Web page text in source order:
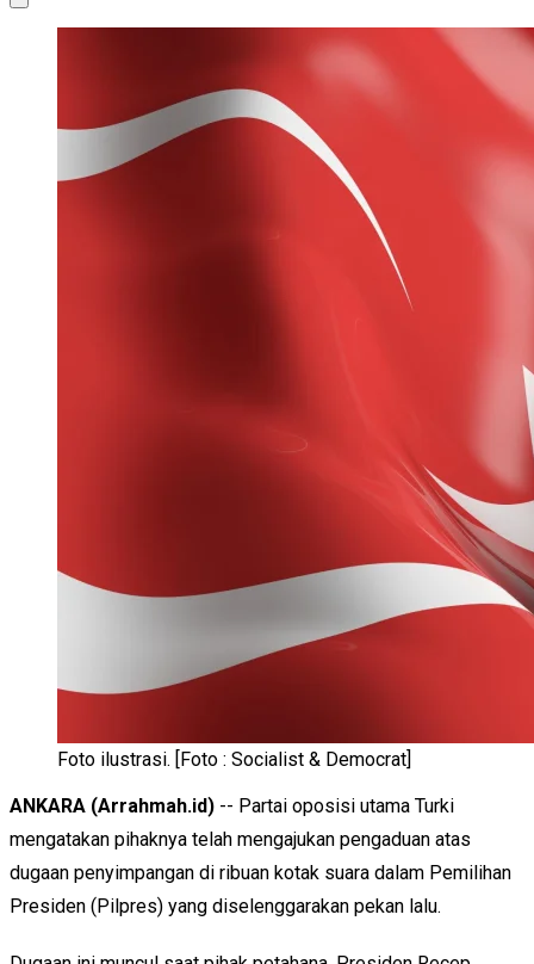
Foto ilustrasi. [Foto : Socialist & Democrat]
ANKARA (Arrahmah.id) -- Partai oposisi utama Turki
mengatakan pihaknya telah mengajukan pengaduan atas
dugaan penyimpangan di ribuan kotak suara dalam Pemilihan
Presiden (Pilpres) yang diselenggarakan pekan lalu.